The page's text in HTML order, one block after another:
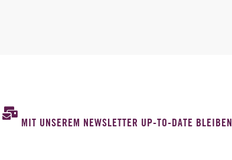
MIT UNSEREM NEWSLETTER UP-TO-DATE BLEIBEN